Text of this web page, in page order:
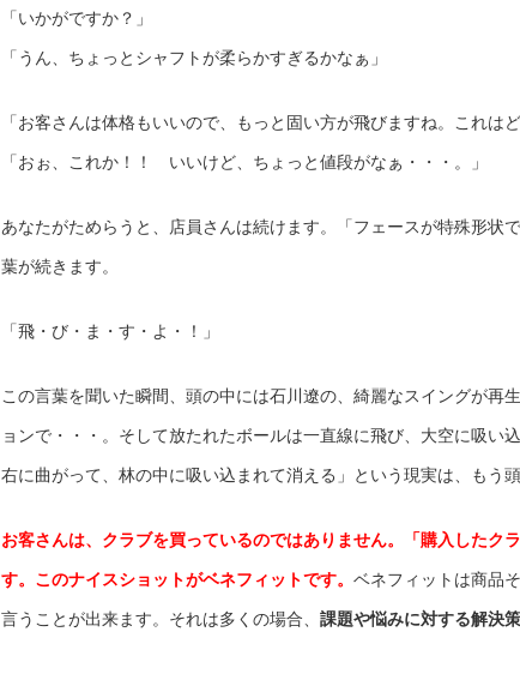
「いかがですか？」
「うん、ちょっとシャフトが柔らかすぎるかなぁ」
「お客さんは体格もいいので、もっと固い方が飛びますね。これは
「おぉ、これか！！ いいけど、ちょっと値段がなぁ・・・。」
あなたがためらうと、店員さんは続けます。「フェースが特殊形
葉が続きます。
「飛・び・ま・す・よ・！」
この言葉を聞いた瞬間、頭の中には石川遼の、綺麗なスイングが再
ョンで・・・。そして放たれたボールは一直線に飛び、大空に吸い
右に曲がって、林の中に吸い込まれて消える」という現実は、もう
お客さんは、クラブを買っているのではありません。「購入したク
す。このナイスショットがベネフィットです。 ベネフィットは商品
言うことが出来ます。それは多くの場合、 課題や悩みに対する解決策